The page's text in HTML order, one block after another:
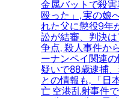
金属バットで殺
殴った」, 実の娘
れた父に懲役9年
訟が結審、判決は
争点, 殺人事件か
ーナンペイ関連
疑いで88歳逮捕
との情報も, 「日
亡 空港乱射事件